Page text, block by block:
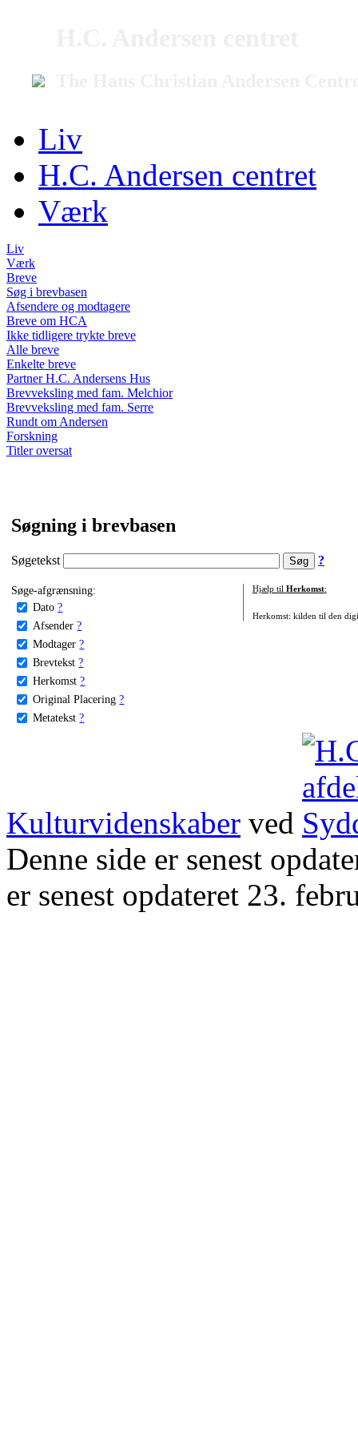
Liv
H.C. Andersen centret
Værk
Liv
Værk
Breve
Søg i brevbasen
Afsendere og modtagere
Breve om HCA
Ikke tidligere trykte breve
Alle breve
Enkelte breve
Partner H.C. Andersens Hus
Brevveksling med fam. Melchior
Brevveksling med fam. Serre
Rundt om Andersen
Forskning
Titler oversat
Søgning i brevbasen
Søgetekst ?
Søge-afgrænsning:
Dato ?
Afsender ?
Modtager ?
Brevtekst ?
Herkomst ?
Original Placering ?
Metatekst ?
Hjælp til Herkomst:
Herkomst: kilden til den
Kulturvidenskaber ved
Denne side er senest
er senest opdateret 23.